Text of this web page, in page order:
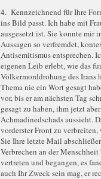
4. Kennzeichnend für Ihre
ins Bild passt. Ich habe mit
ausgesetzt ist. Sie konnte mir
Aussagen so verfremdet,
Antisemitismus entsprechen.
eigenen Leib erlebt, wie das
Völkermorddrohung des Irans
Thema nie ein Wort gesagt
vor, bis er am nächsten Tag
gesagt zu haben, ihm jetzt
Achmadinedschads aussieht.
vorderster Front zu
Sie Ihre letzte Mail
Verbrechen an der
vertreten und begangen, es
auch Ihr Zweck sein mag, er